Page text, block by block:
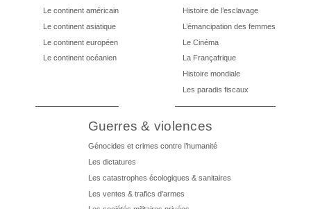
Le continent américain
Le continent asiatique
Le continent européen
Le continent océanien
Histoire de l’esclavage
L’émancipation des femmes
Le Cinéma
La Françafrique
Histoire mondiale
Les paradis fiscaux
Guerres & violences
Génocides et crimes contre l’humanité
Les dictatures
Les catastrophes écologiques & sanitaires
Les ventes & trafics d’armes